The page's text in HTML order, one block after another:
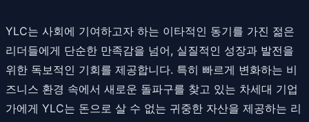
YLC는 사회에 기여하고자 하는 이타적인 동기를 가진 젊은
리더들에게 단순한 만족감을 넘어, 실질적인 성장과 발전을
위한 독보적인 기회를 제공합니다. 특히 빠르게 변화하는 비
즈니스 환경 속에서 새로운 돌파구를 찾고 있는 차세대 기업
가에게 YLC는 돈으로 살 수 없는 귀중한 자산을 제공하는 리